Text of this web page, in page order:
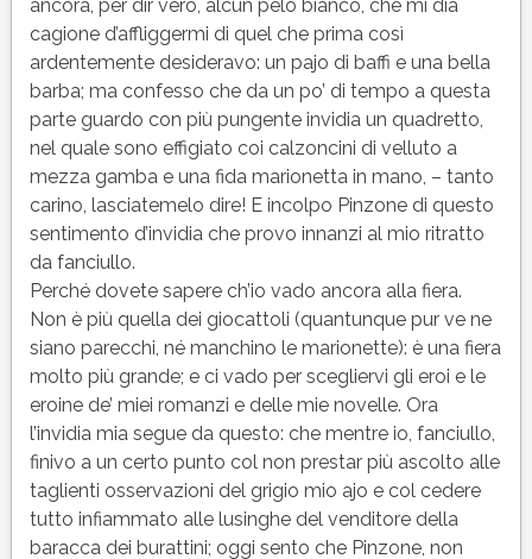
ancora, per dir vero, alcun pelo bianco, che mi dia
cagione d’affliggermi di quel che prima così
ardentemente desideravo: un pajo di baffi e una bella
barba; ma confesso che da un po’ di tempo a questa
parte guardo con più pungente invidia un quadretto,
nel quale sono effigiato coi calzoncini di velluto a
mezza gamba e una fida marionetta in mano, – tanto
carino, lasciatemelo dire! E incolpo Pinzone di questo
sentimento d’invidia che provo innanzi al mio ritratto
da fanciullo.
Perché dovete sapere ch’io vado ancora alla fiera.
Non è più quella dei giocattoli (quantunque pur ve ne
siano parecchi, né manchino le marionette): è una fiera
molto più grande; e ci vado per scegliervi gli eroi e le
eroine de’ miei romanzi e delle mie novelle. Ora
l’invidia mia segue da questo: che mentre io, fanciullo,
finivo a un certo punto col non prestar più ascolto alle
taglienti osservazioni del grigio mio ajo e col cedere
tutto infiammato alle lusinghe del venditore della
baracca dei burattini; oggi sento che Pinzone, non